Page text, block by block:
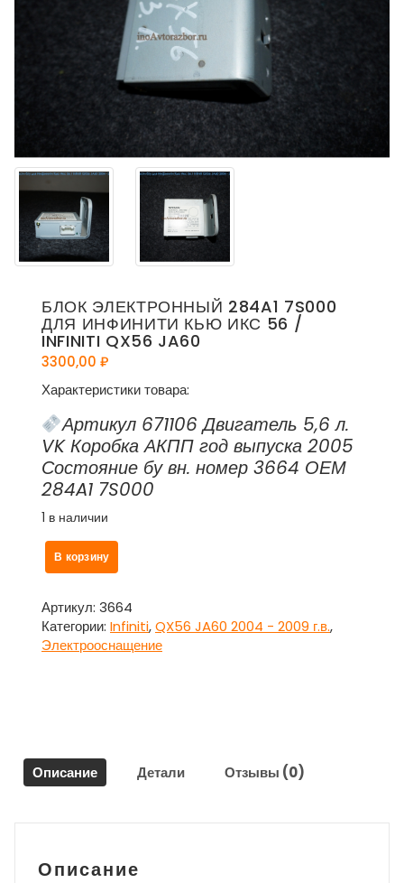
БЛОК ЭЛЕКТРОННЫЙ 284A1 7S000
ДЛЯ ИНФИНИТИ КЬЮ ИКС 56 /
INFINITI QX56 JA60
3300,00 ₽
Характеристики товара:
Артикул 671106 Двигатель 5,6 л.
VK Коробка АКПП год выпуска 2005
Состояние бу вн. номер 3664 ОЕМ
284A1 7S000
1 в наличии
Количество
товара
электронный
284A1
7S000
/
Infiniti
В корзину
Артикул: 3664
Категории: Infiniti,QX56 JA60 2004 - 2009 г.в.,
Электрооснащение
Описание Детали Отзывы (0)
Описание